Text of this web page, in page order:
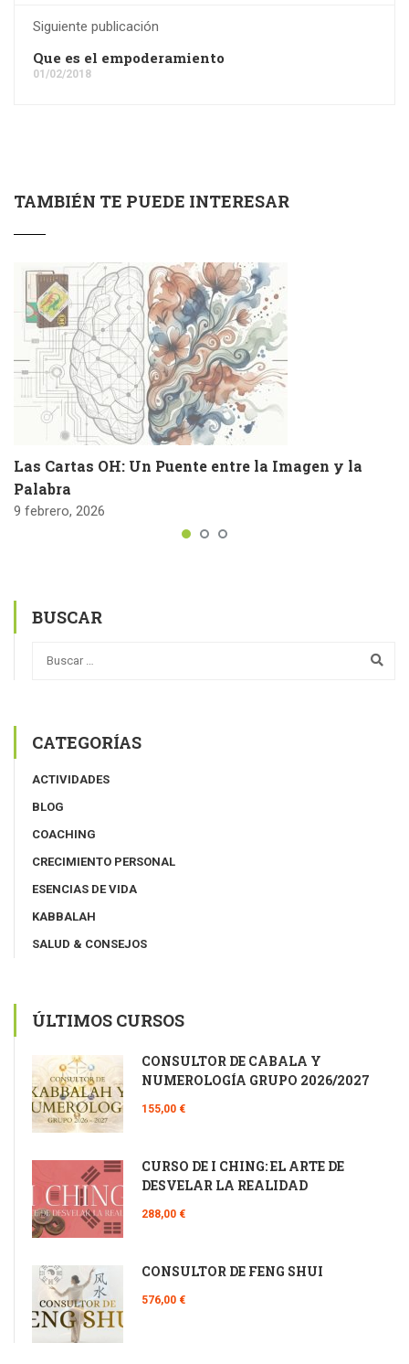
Siguiente publicación
Que es el empoderamiento
01/02/2018
TAMBIÉN TE PUEDE INTERESAR
Las Cartas OH: Un Puente entre la Imagen y la
Palabra
9 febrero, 2026
BUSCAR
CATEGORÍAS
ACTIVIDADES
BLOG
COACHING
CRECIMIENTO PERSONAL
ESENCIAS DE VIDA
KABBALAH
SALUD & CONSEJOS
ÚLTIMOS CURSOS
CONSULTOR DE CÁBALA Y
NUMEROLOGÍA GRUPO 2026/2027
155,00 €
CURSO DE I CHING: EL ARTE DE
DESVELAR LA REALIDAD
288,00 €
CONSULTOR DE FENG SHUI
576,00 €